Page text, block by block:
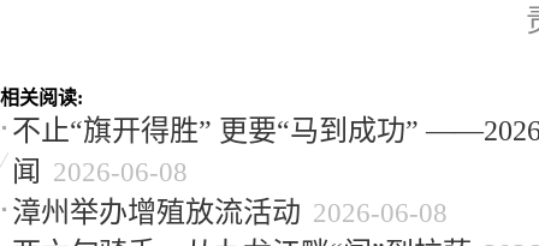
相关阅读:
不止“旗开得胜” 更要“马到成功”
闻 2026-06-08
漳州举办增殖放流活动 2026-06-08